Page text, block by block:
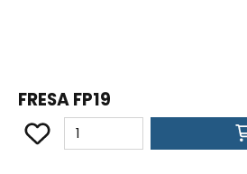
FRESA FP19